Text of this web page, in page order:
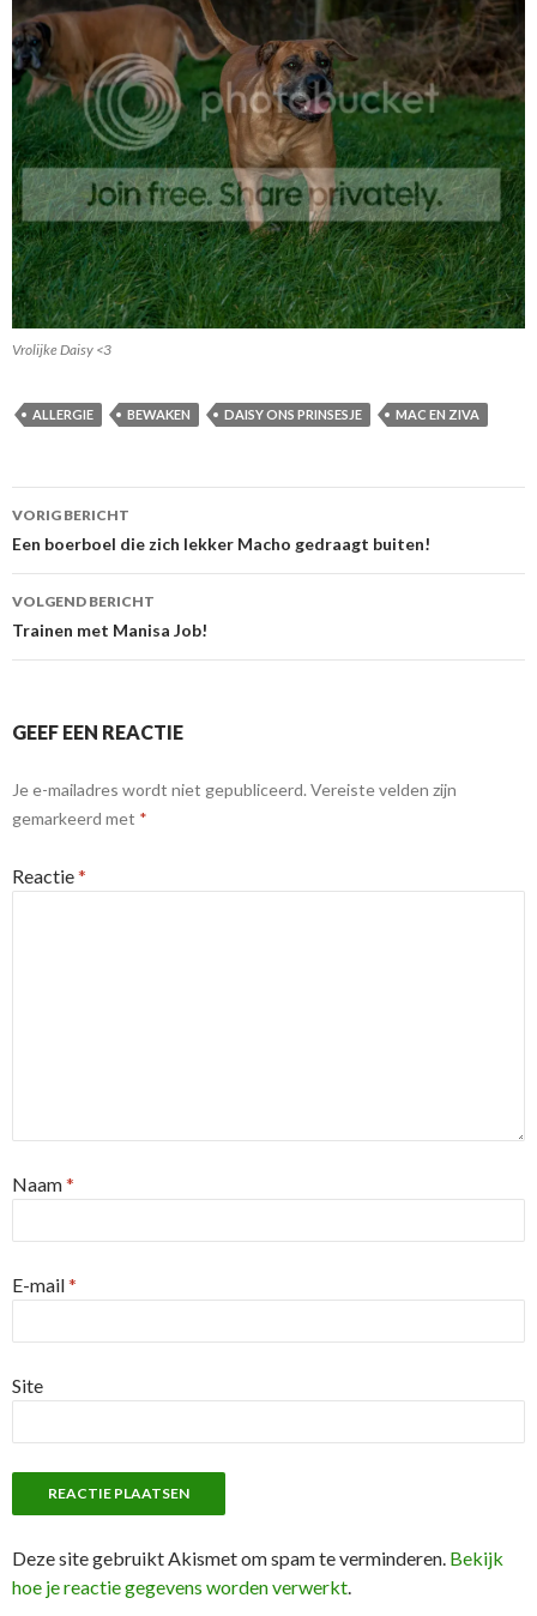
Vrolijke Daisy <3
ALLERGIE BEWAKEN DAISY ONS PRINSESJE MAC EN ZIVA
Berichtnavigatie
VORIG BERICHT
Een boerboel die zich lekker Macho gedraagt buiten!
VOLGEND BERICHT
Trainen met Manisa Job!
GEEF EEN REACTIE
Je e-mailadres wordt niet gepubliceerd. Vereiste velden zijn
gemarkeerd met *
Reactie*
Naam*
E-mail*
Site
Deze site gebruikt Akismet om spam te verminderen. Bekijk
hoe je reactie gegevens worden verwerkt